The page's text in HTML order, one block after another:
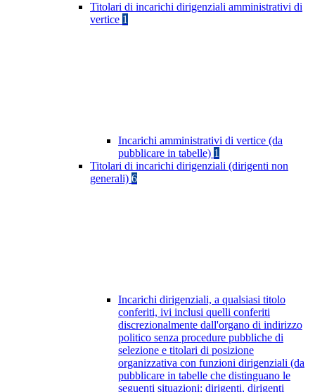
Titolari di incarichi dirigenziali amministrativi di
vertice 1
Incarichi amministrativi di vertice (da
pubblicare in tabelle) 1
Titolari di incarichi dirigenziali (dirigenti non
generali) 6
Incarichi dirigenziali, a qualsiasi titolo
conferiti, ivi inclusi quelli conferiti
discrezionalmente dall'organo di indirizzo
politico senza procedure pubbliche di
selezione e titolari di posizione
organizzativa con funzioni dirigenziali (da
pubblicare in tabelle che distinguano le
seguenti situazioni: dirigenti, dirigenti